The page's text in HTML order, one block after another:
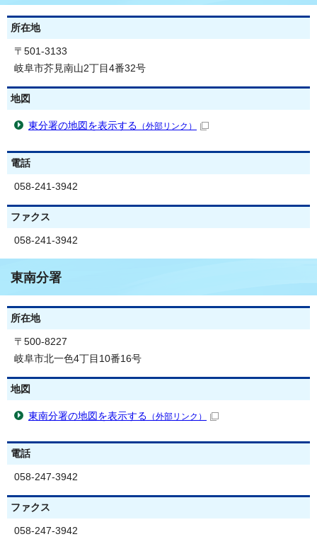
所在地
〒501-3133
岐阜市芥見南山2丁目4番32号
地図
東分署の地図を表示する （外部リンク）
電話
058-241-3942
ファクス
058-241-3942
東南分署
所在地
〒500-8227
岐阜市北一色4丁目10番16号
地図
東南分署の地図を表示する （外部リンク）
電話
058-247-3942
ファクス
058-247-3942